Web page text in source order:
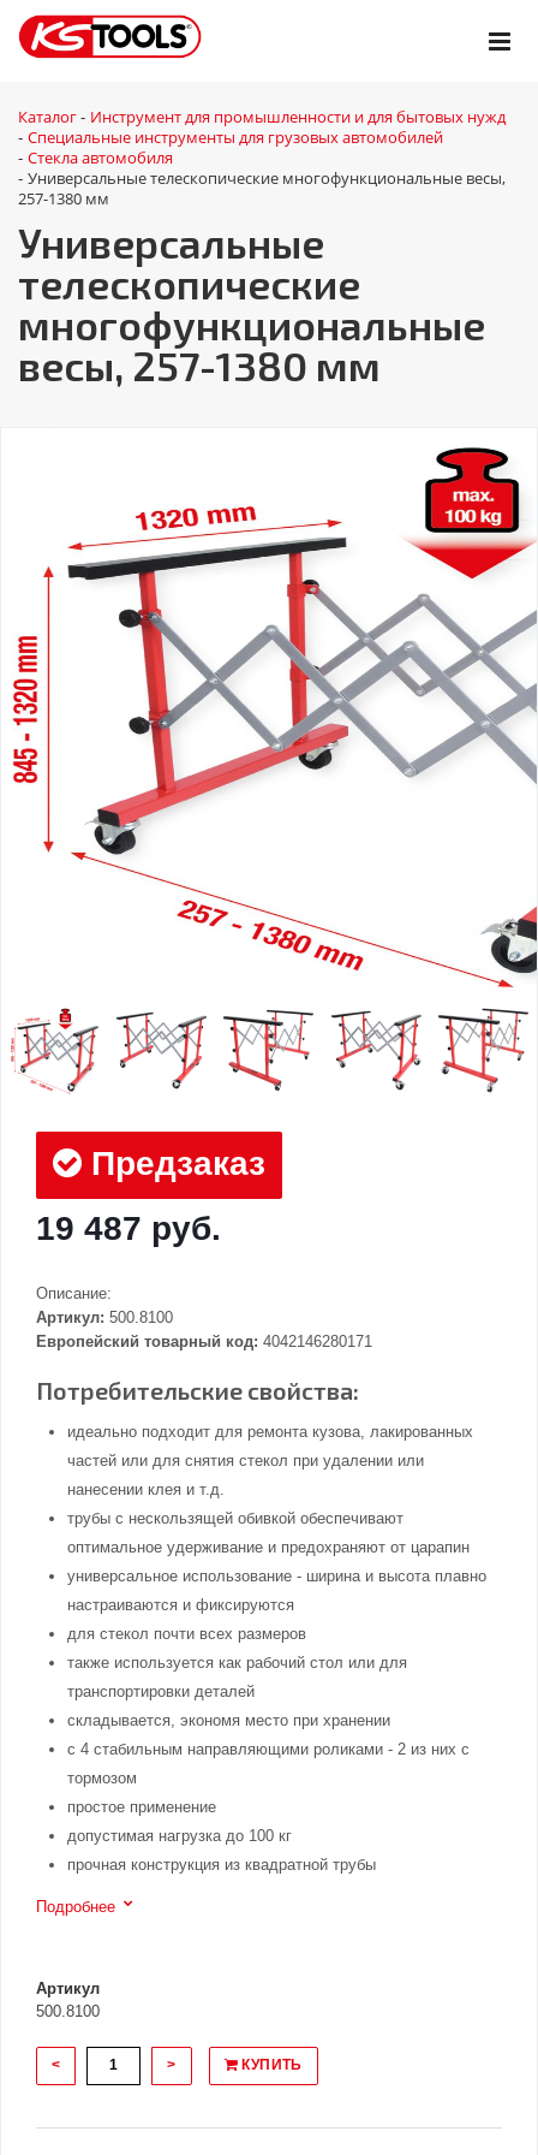
Каталог - Инструмент для промышленности и для бытовых нужд
- Специальные инструменты для грузовых автомобилей
- Стекла автомобиля
- Универсальные телескопические многофункциональные весы,
257-1380 мм
Универсальные
телескопические
многофункциональные
весы, 257-1380 мм
Предзаказ
19 487 руб.
Описание:
Артикул: 500.8100
Европейский товарный код: 4042146280171
Потребительские свойства:
идеально подходит для ремонта кузова, лакированных
частей или для снятия стекол при удалении или
нанесении клея и т.д.
трубы с нескользящей обивкой обеспечивают
оптимальное удерживание и предохраняют от царапин
универсальное использование - ширина и высота плавно
настраиваются и фиксируются
для стекол почти всех размеров
также используется как рабочий стол или для
транспортировки деталей
складывается, экономя место при хранении
с 4 стабильным направляющими роликами - 2 из них с
тормозом
простое применение
допустимая нагрузка до 100 кг
прочная конструкция из квадратной трубы
Подробнее
Артикул
500.8100
< > КУПИТЬ